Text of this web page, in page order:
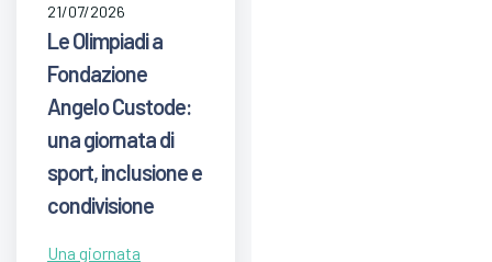
21/07/2026
Le Olimpiadi a
Fondazione
Angelo Custode:
una giornata di
sport, inclusione e
condivisione
Una giornata